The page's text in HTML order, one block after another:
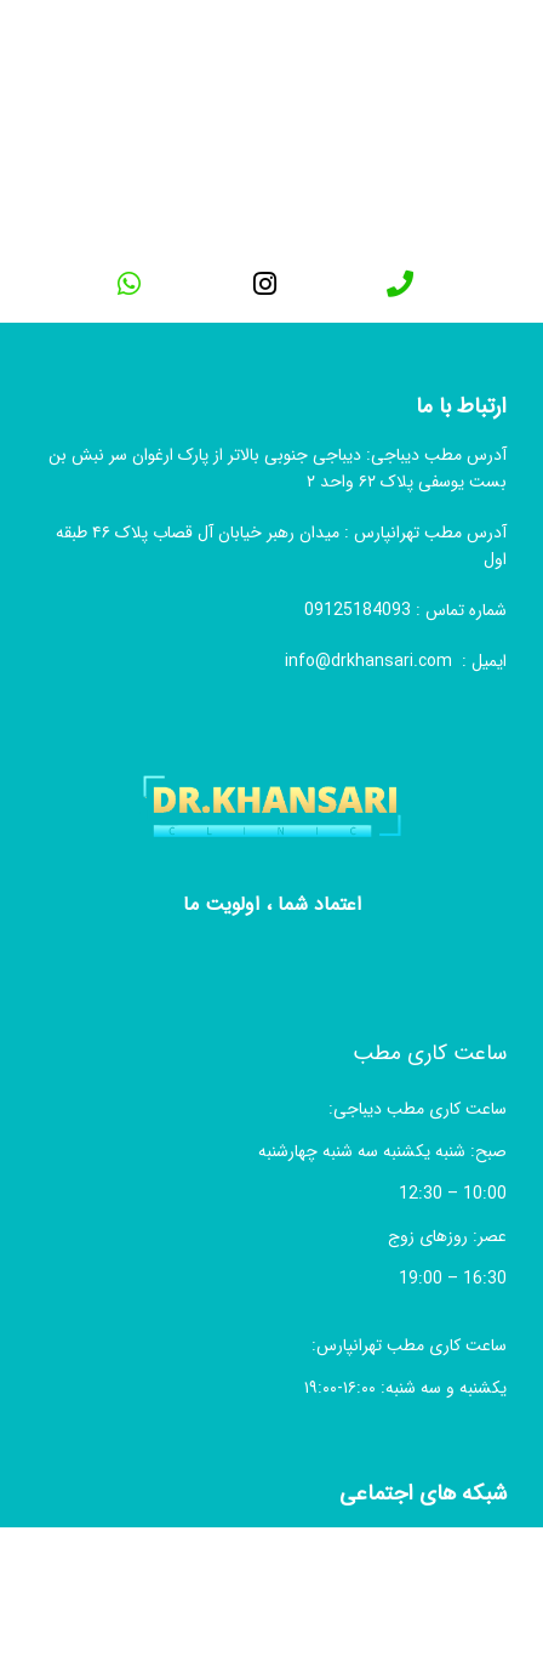
ارتباط با ما
آدرس مطب دیباجی: دیباجی جنوبی بالاتر از پارک ارغوان سر نبش بن
بست یوسفی پلاک ۶۲ واحد ۲
آدرس مطب تهرانپارس : میدان رهبر خیابان آل قصاب پلاک ۴۶ طبقه
اول
شماره تماس :
ایمیل : info@drkhansari.com
اعتماد شما ، اولویت ما
ساعت کاری مطب
ساعت کاری مطب دیباجی:
صبح: شنبه یکشنبه سه شنبه چهارشنبه
10:00 – 12:30
عصر: روزهای زوج
16:30 – 19:00
ساعت کاری مطب تهرانپارس:
یکشنبه و سه شنبه: ۱۶:۰۰-۱۹:۰۰
شبکه های اجتماعی